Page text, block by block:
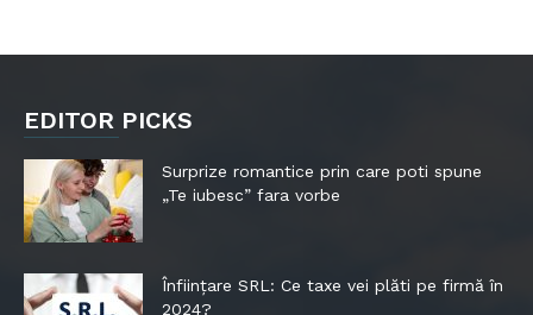
EDITOR PICKS
Surprize romantice prin care poti spune
„Te iubesc” fara vorbe
Înființare SRL: Ce taxe vei plăti pe firmă în
2024?